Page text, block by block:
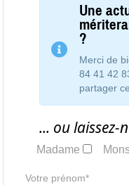
Une
?
Merci de
84 41 42
partager
... ou laissez-
Madame
Votre prénom*